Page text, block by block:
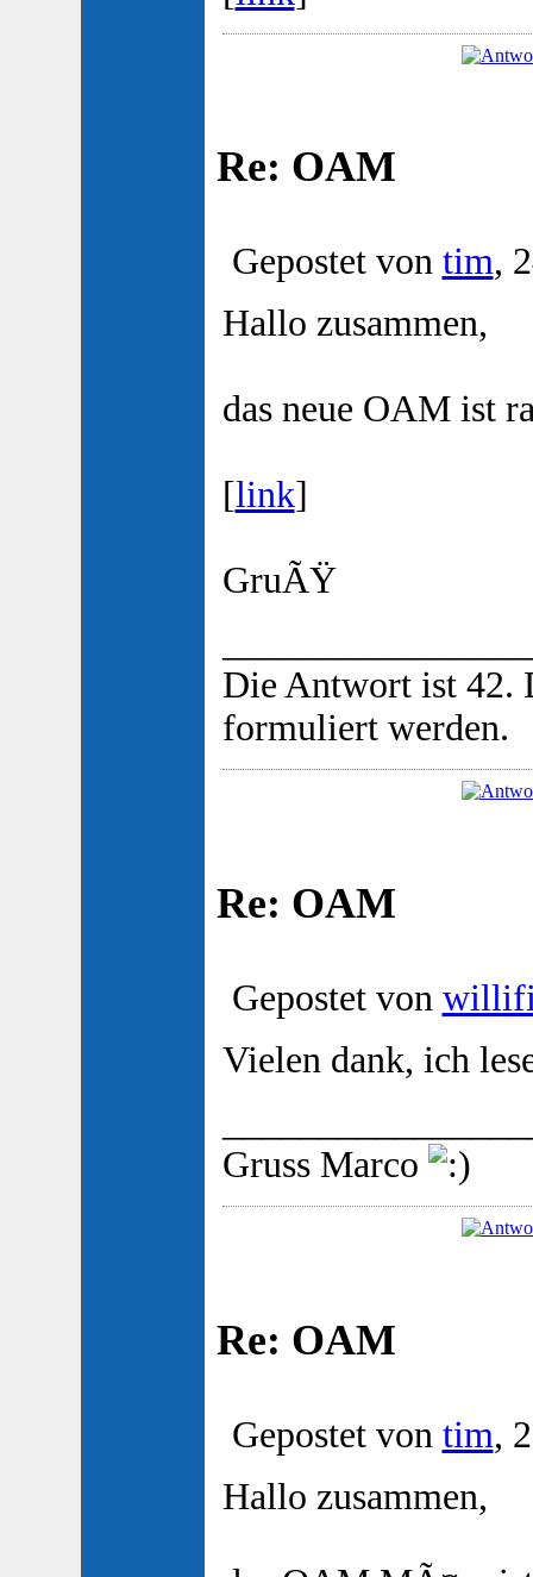
Re: OAM
Gepostet von tim,
Hallo zusammen,
das neue OAM ist
[link]
GruÃŸ
Die Antwort ist 42.
formuliert werden.
Re: OAM
Gepostet von
Vielen dank, ich
Gruss Marco
Re: OAM
Gepostet von tim,
Hallo zusammen,